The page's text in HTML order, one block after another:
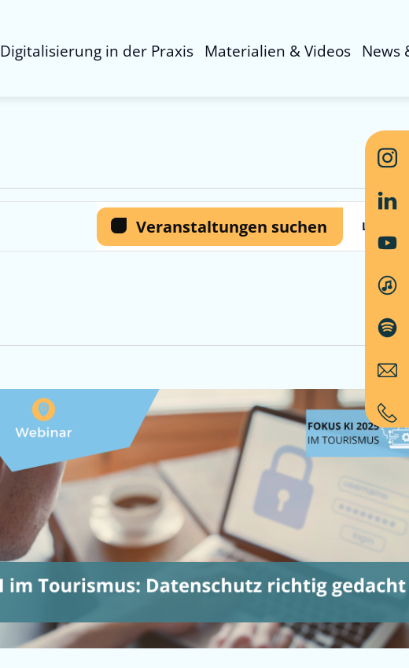
Digitalisierung in der Praxis Materialien & Videos News
Veranstaltungen suchen Liste